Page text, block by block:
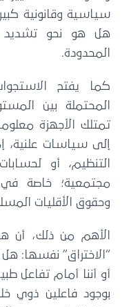
سياسية وقانونية
هل هو نحو تشديد
المحدودة.
كما يفتح
المحتملة بين
تمتلك الأجهزة
إلى سياسات علنية، إما
التنظيم، أو لحسابات
مجتمعية؛ خاصة في
وحقوق الأقليات
الأهم من ذلك، أن
“الاختراق” نفسها: هل
أو أننا أمام تفاعل
بوجود فاعلين ذوي